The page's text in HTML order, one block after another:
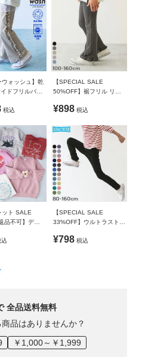
ウォッシュ】乾
ドフリルパン
税込
【SPECIAL SALE
50%OFF】裾フリル リブ
¥898 税込
ット SALE
品不可】デビ
ト 裏起毛ト
込
【SPECIAL SALE
33%OFF】ウルトラストレ
チ)
¥798 税込
全品送料無料
品はありませんか？
￥1,000～￥1,999